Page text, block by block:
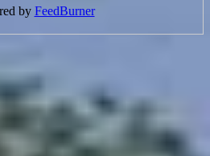
by FeedBurner